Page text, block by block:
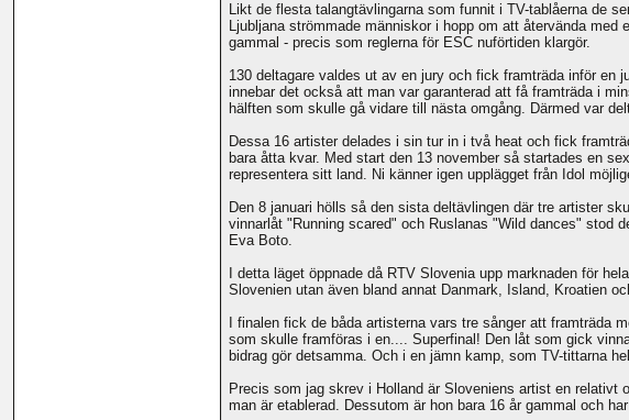
Likt de flesta talangtävlingarna som funnit i TV-tablåerna de
Ljubljana strömmade människor i hopp om att återvända
gammal - precis som reglerna för ESC nuförtiden klargör.
130 deltagare valdes ut av en jury och fick framträda inför
innebar det också att man var garanterad att få framträda i
hälften som skulle gå vidare till nästa omgång. Därmed var
Dessa 16 artister delades i sin tur in i två heat och fick
bara åtta kvar. Med start den 13 november så startades en
representera sitt land. Ni känner igen upplägget från Idol
Den 8 januari hölls så den sista deltävlingen där tre artister
vinnarlåt "Running scared" och Ruslanas "Wild dances" stod
Eva Boto.
I detta läget öppnade då RTV Slovenia upp marknaden för
Slovenien utan även bland annat Danmark, Island, Kroatien
I finalen fick de båda artisterna vars tre sånger att framträda
som skulle framföras i en.... Superfinal! Den låt som gick
bidrag gör detsamma. Och i en jämn kamp, som TV-tittarna
Precis som jag skrev i Holland är Sloveniens artist en relativt
man är etablerad. Dessutom är hon bara 16 år gammal och